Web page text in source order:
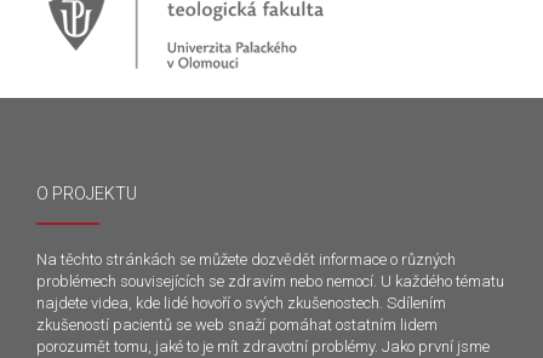
O PROJEKTU
Na těchto stránkách se můžete dozvědět informace o různých
problémech souvisejících se zdravím nebo nemocí. U každého tématu
najdete videa, kde lidé hovoří o svých zkušenostech. Sdílením
zkušeností pacientů se web snaží pomáhat ostatním lidem
porozumět tomu, jaké to je mít zdravotní problémy. Jako první jsme